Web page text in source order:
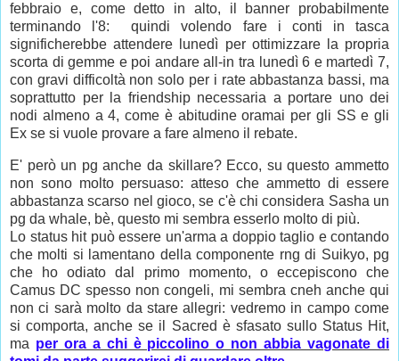
febbraio e, come detto in alto, il banner probabilmente
terminando l'8: quindi volendo fare i conti in tasca
significherebbe attendere lunedì per ottimizzare la propria
scorta di gemme e poi andare all-in tra lunedì 6 e martedì 7,
con gravi difficoltà non solo per i rate abbastanza bassi, ma
soprattutto per la friendship necessaria a portare uno dei
nodi almeno a 4, come è abitudine oramai per gli SS e gli
Ex se si vuole provare a fare almeno il rebate.
E' però un pg anche da skillare? Ecco, su questo ammetto
non sono molto persuaso: atteso che ammetto di essere
abbastanza scarso nel gioco, se c'è chi considera Sasha un
pg da whale, bè, questo mi sembra esserlo molto di più.
Lo status hit può essere un'arma a doppio taglio e contando
che molti si lamentano della componente rng di Suikyo, pg
che ho odiato dal primo momento, o eccepiscono che
Camus DC spesso non congeli, mi sembra cneh anche qui
non ci sarà molto da stare allegri: vedremo in campo come
si comporta, anche se il Sacred è sfasato sullo Status Hit,
ma per ora a chi è piccolino o non abbia vagonate di